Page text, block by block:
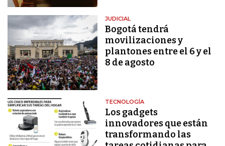
JUDICIAL
Bogotá tendrá
movilizaciones y
plantones entre el 6 y el
8 de agosto
TECNOLOGÍA
Los gadgets
innovadores que están
transformando las